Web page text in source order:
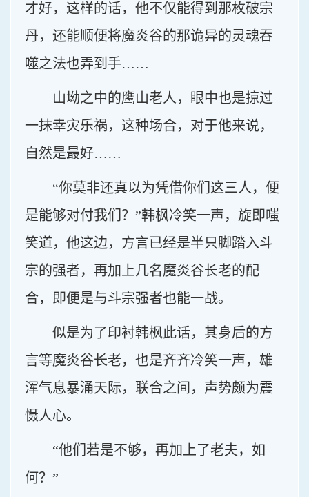
才好，这样的话，他不仅能得到那枚破宗
丹，还能顺便将魔炎谷的那诡异的灵魂吞
噬之法也弄到手……
山坳之中的鹰山老人，眼中也是掠过
一抹幸灾乐祸，这种场合，对于他来说，
自然是最好……
“你莫非还真以为凭借你们这三人，便
是能够对付我们？”韩枫冷笑一声，旋即嗤
笑道，他这边，方言已经是半只脚踏入斗
宗的强者，再加上几名魔炎谷长老的配
合，即便是与斗宗强者也能一战。
似是为了印衬韩枫此话，其身后的方
言等魔炎谷长老，也是齐齐冷笑一声，雄
浑气息暴涌天际，联合之间，声势颇为震
慑人心。
“他们若是不够，再加上了老夫，如
何？”